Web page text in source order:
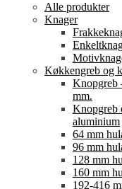
Alle produkter
Knager
Køkkengreb og
Knopgreb
mm.
Knopgreb
aluminium
64 mm
96 mm
128 mm
160 mm
192-416